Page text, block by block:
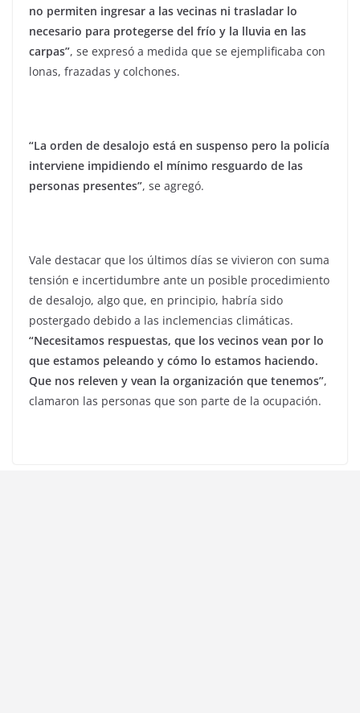
no permiten ingresar a las vecinas ni trasladar lo
necesario para protegerse del frío y la lluvia en las
carpas”, se expresó a medida que se ejemplificaba con
lonas, frazadas y colchones.
“La orden de desalojo está en suspenso pero la policía
interviene impidiendo el mínimo resguardo de las
personas presentes”, se agregó.
Vale destacar que los últimos días se vivieron con suma
tensión e incertidumbre ante un posible procedimiento
de desalojo, algo que, en principio, habría sido
postergado debido a las inclemencias climáticas.
“Necesitamos respuestas, que los vecinos vean por lo
que estamos peleando y cómo lo estamos haciendo.
Que nos releven y vean la organización que tenemos”,
clamaron las personas que son parte de la ocupación.